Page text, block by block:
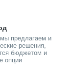
предлагаем и
решения,
бюджетом и
опции